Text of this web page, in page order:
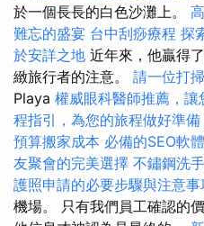
於一個長長的白色沙灘上。
難忘的盛宴 台中刮痧療程 探
於安詳之地 近年來，他贏得
緻旅行者的注意。 請一位打
Playa 權威眼科醫師推薦，讓
程指引，為您的旅程做好準備
預算搬家成本 必備的SEO軟
友聚會的完美選擇 不鏽鋼洗
護照申請的必要步驟與注意事
機場。 只有我們員工確認的